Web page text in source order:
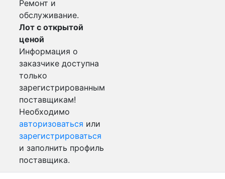
Ремонт и
обслуживание.
Лот с открытой
ценой
Информация о
заказчике доступна
только
зарегистрированным
поставщикам!
Необходимо
авторизоваться или
зарегистрироваться
и заполнить профиль
поставщика.